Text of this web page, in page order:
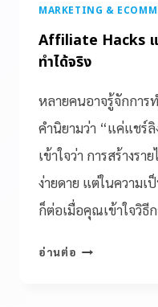
MARKETING &
Affiliate Hacks แ
ทำได้จริง
หลายคนอาจรู้จักการ
คำนิยามว่า “แค่แชร์
เข้าใจว่า การสร้างร
ง่ายดาย แต่ในความเ
ก็ต่อเมื่อคุณเข้าใจวิธี
อ่านต่อ